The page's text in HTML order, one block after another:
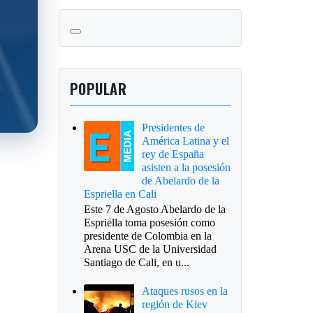
POPULAR
Presidentes de
América Latina y el
rey de España
asisten a la posesión
de Abelardo de la
Espriella en Cali
Este 7 de Agosto Abelardo de la
Espriella toma posesión como
presidente de Colombia en la
Arena USC de la Universidad
Santiago de Cali, en u...
Ataques rusos en la
región de Kiev